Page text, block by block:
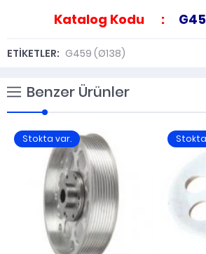
Katalog Kodu :
ETİKETLER: G459 (Ø138)
Benzer Ürünler
Stokta var.